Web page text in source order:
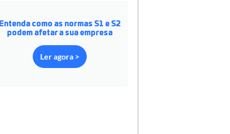
Entenda como as normas S1 e S2
podem afetar a sua empresa
Ler agora >